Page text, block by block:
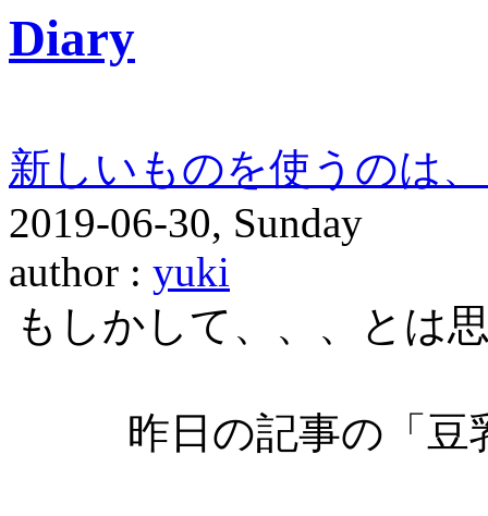
Diary
新しいものを使うのは
2019-06-30, Sunday
author : yuki
もしかして、、、とは
昨日の記事の「豆